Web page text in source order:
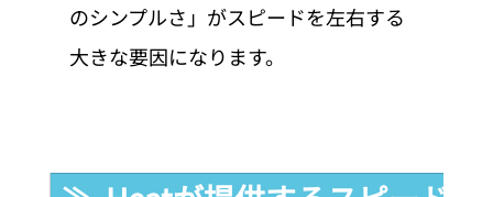
のシンプルさ」がスピードを左右する
大きな要因になります。